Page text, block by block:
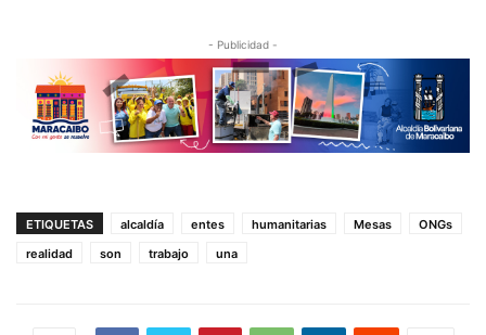
- Publicidad -
ETIQUETAS alcaldía entes humanitarias Mesas
ONGs
realidad
son trabajo una